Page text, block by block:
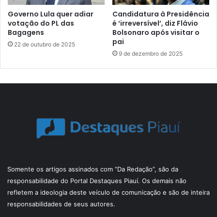
Governo Lula quer adiar
votação do PL das
Bagagens
22 de outubro de 2025
Candidatura à Presidência
é ‘irreversível’, diz Flávio
Bolsonaro após visitar o
pai
9 de dezembro de 2025
Somente os artigos assinados com “Da Redação”, são da
responsabilidade do Portal Destaques Piauí. Os demais não
refletem a ideologia deste veículo de comunicação e são de inteira
responsabilidades de seus autores.